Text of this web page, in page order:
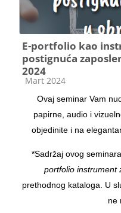
E-portfolio kao
postignuća
2024
Категорија курса
Mart 2024
Ovaj seminar Vam
papirne, audio i
objedinite i na
*Sadržaj ovog
portfolio instrument
prethodnog kataloga. U
ne